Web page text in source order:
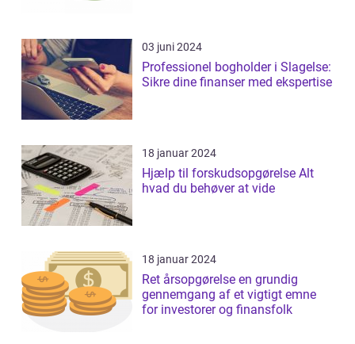
03 juni 2024
Professionel bogholder i Slagelse:
Sikre dine finanser med ekspertise
18 januar 2024
Hjælp til forskudsopgørelse Alt
hvad du behøver at vide
18 januar 2024
Ret årsopgørelse en grundig
gennemgang af et vigtigt emne
for investorer og finansfolk